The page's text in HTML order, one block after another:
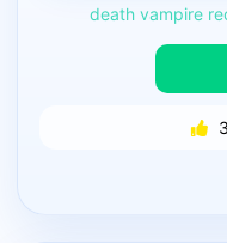
death vampire